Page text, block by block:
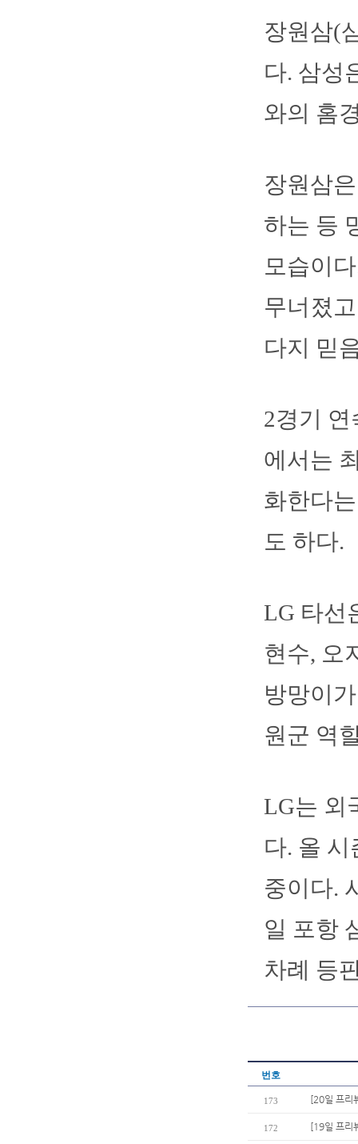
장원삼(
다. 삼성
와의 홈
장원삼
하는 등
모습이
무너졌
다지 믿
2경기
에서는
화한다
도 하다.
LG 타선
현수, 오
방망이
원군 역
LG는 외
다. 올
중이다.
일 포항
차례 등
번호
173 [20일 프리
172 [19일 프리